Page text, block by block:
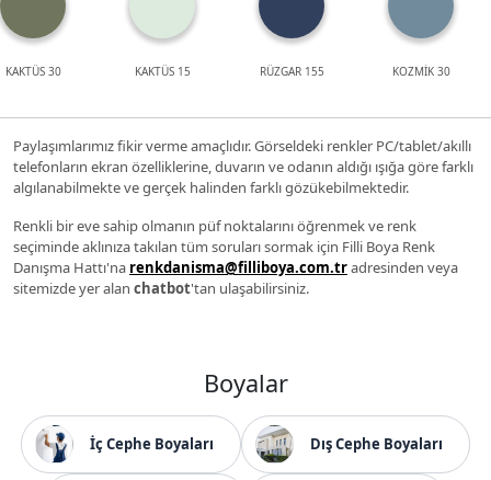
KAKTÜS 30 KAKTÜS 15 RÜZGAR 155 KOZMİK 30
Paylaşımlarımız fikir verme amaçlıdır. Görseldeki renkler PC/tablet/akıllı
telefonların ekran özelliklerine, duvarın ve odanın aldığı ışığa göre farklı
algılanabilmekte ve gerçek halinden farklı gözükebilmektedir.
Renkli bir eve sahip olmanın püf noktalarını öğrenmek ve renk
seçiminde aklınıza takılan tüm soruları sormak için Filli Boya Renk
Danışma Hattı'na renkdanisma@filliboya.com.tradresinden veya
sitemizde yer alan chatbot'tan ulaşabilirsiniz.
Boyalar
İç Cephe Boyaları Dış Cephe Boyaları